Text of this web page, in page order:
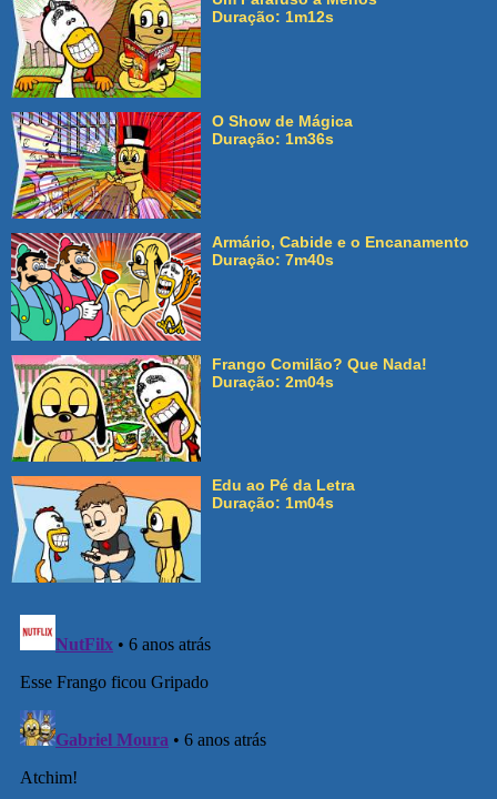
Duração: 1m12s
O Show de Mágica
Duração: 1m36s
Armário, Cabide e o Encanamento
Duração: 7m40s
Frango Comilão? Que Nada!
Duração: 2m04s
Edu ao Pé da Letra
Duração: 1m04s